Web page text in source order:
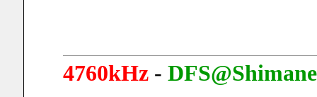
4760kHz- DFS@Shimane